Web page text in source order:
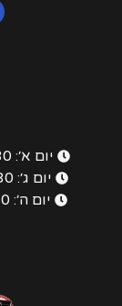
יום א׳: 7:30 – 16:00
יום ג׳: 7:30 – 16:00
יום ה׳: 7:30 – 16:00